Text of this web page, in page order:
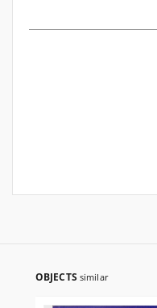
OBJECTS similar